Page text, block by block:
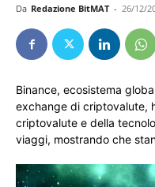
Da Redazione BitMAT - 26/12/
Binance, ecosistema
exchange di criptovalute,
criptovalute e della
viaggi, mostrando che